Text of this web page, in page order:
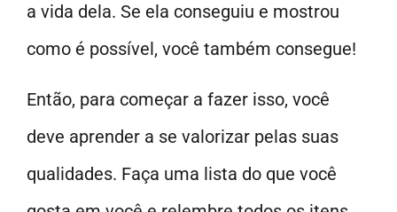
a vida dela. Se ela conseguiu e mostrou
como é possível, você também consegue!
Então, para começar a fazer isso, você
deve aprender a se valorizar pelas suas
qualidades. Faça uma lista do que você